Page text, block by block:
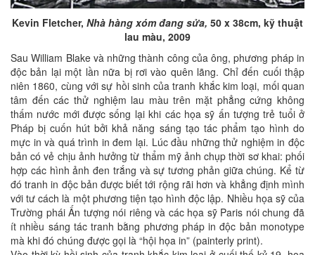
Kevin Fletcher, Nhà hàng xóm đang sửa, 50 x 38cm, kỹ thuật
lau màu, 2009
Sau William Blake và những thành công của ông, phương pháp in
độc bản lại một lần nữa bị rơi vào quên lãng. Chỉ đến cuối thập
niên 1860, cùng với sự hồi sinh của tranh khắc kim loại, mối quan
tâm đến các thử nghiệm lau màu trên mặt phẳng cứng không
thấm nước mới được sống lại khi các họa sỹ ấn tượng trẻ tuổi ở
Pháp bị cuốn hút bởi khả năng sáng tạo tác phẩm tạo hình do
mực in và quá trình in đem lại. Lúc đầu những thử nghiệm in độc
bản có vẻ chịu ảnh hưởng từ thẩm mỹ ảnh chụp thời sơ khai: phối
hợp các hình ảnh đen trắng và sự tương phản giữa chúng. Kể từ
đó tranh in độc bản được biết tới rộng rãi hơn và khẳng định mình
với tư cách là một phương tiện tạo hình độc lập. Nhiều họa sỹ của
Trường phái Ấn tượng nói riêng và các họa sỹ Paris nói chung đã
ít nhiều sáng tác tranh bằng phương pháp in độc bản monotype
mà khi đó chúng được gọi là “hội họa in” (painterly print).